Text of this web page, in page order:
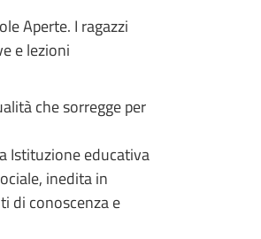
Aperte. I ragazzi
e lezioni
che sorregge per
Istituzione educativa
inedita in
di conoscenza e